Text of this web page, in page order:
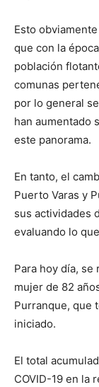
Esto
que con la
población
comunas
por lo general
han aumentado
este panorama.
En tanto, el
Puerto Varas y
sus actividades
evaluando lo
Para hoy día,
mujer de 82
Purranque, que
iniciado.
El total
COVID-19 en la